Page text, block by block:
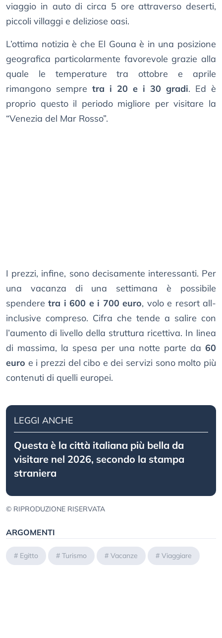
viaggio in auto di circa 5 ore attraverso deserti,
piccoli villaggi e deliziose oasi.
L’ottima notizia è che El Gouna è in una posizione
geografica particolarmente favorevole grazie alla
quale le temperature tra ottobre e aprile
rimangono sempre tra i 20 e i 30 gradi. Ed è
proprio questo il periodo migliore per visitare la
“Venezia del Mar Rosso”.
I prezzi, infine, sono decisamente interessanti. Per
una vacanza di una settimana è possibile
spenderetra i 600 e i 700 euro, volo e resort all-
inclusive compreso. Cifra che tende a salire con
l’aumento di livello della struttura ricettiva. In linea
di massima, la spesa per una notte parte da 60
euro e i prezzi del cibo e dei servizi sono molto più
contenuti di quelli europei.
LEGGI ANCHE
Questa è la città italiana più bella da
visitare nel 2026, secondo la stampa
straniera
© RIPRODUZIONE RISERVATA
ARGOMENTI
# Egitto # Turismo # Vacanze # Viaggiare